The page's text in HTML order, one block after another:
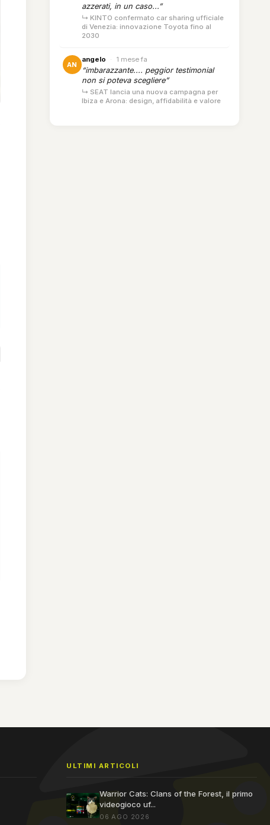
azzerati, in un caso...”
↳ KINTO confermato car sharing ufficiale
di Venezia: innovazione Toyota fino al
2030
AN
angelo · 1 mese fa
“imbarazzante.... peggior testimonial
non si poteva scegliere”
↳ SEAT lancia una nuova campagna per
Ibiza e Arona: design, affidabilità e valore
ULTIMI ARTICOLI
Warrior Cats: Clans of the Forest, il primo
videogioco uf...
06 AGO 2026